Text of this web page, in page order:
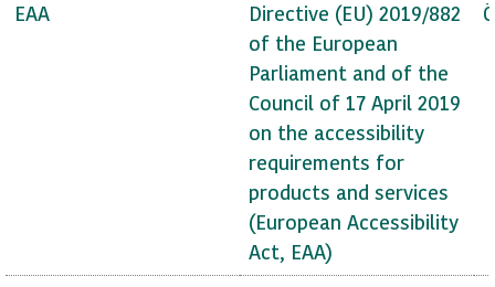
EAA
Directive (EU) 2019/882
of the European
Parliament and of the
Council of 17 April 2019
on the accessibility
requirements for
products and services
(European Accessibility
Act, EAA)